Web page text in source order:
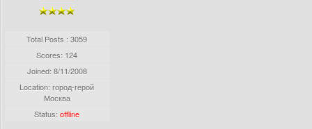
Total Posts : 3059
Scores: 124
Joined: 8/11/2008
Location: город-герой
Москва
Status:offline